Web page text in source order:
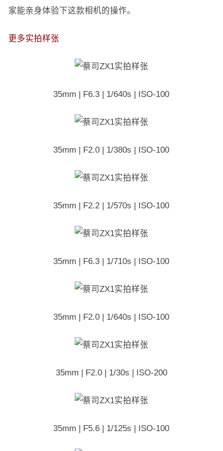
家能亲身体验下这款相机的操作。
更多实拍样张
35mm | F6.3 | 1/640s | ISO-100
35mm | F2.0 | 1/380s | ISO-100
35mm | F2.2 | 1/570s | ISO-100
35mm | F6.3 | 1/710s | ISO-100
35mm | F2.0 | 1/640s | ISO-100
35mm | F2.0 | 1/30s | ISO-200
35mm | F5.6 | 1/125s | ISO-100